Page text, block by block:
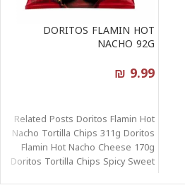
DORITOS FLAMIN HOT
NACHO 92G
₪ 9.99
Related Posts Doritos Flamin Hot
Nacho Tortilla Chips 311g Doritos
Flamin Hot Nacho Cheese 170g
Doritos Tortilla Chips Spicy Sweet